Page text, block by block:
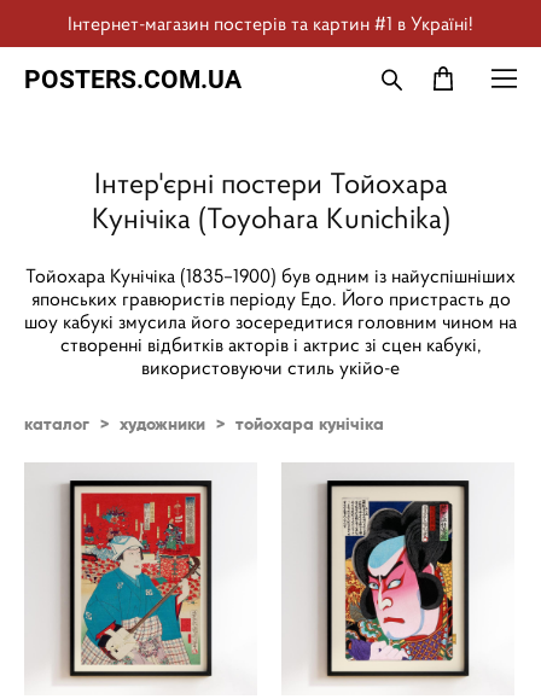
Інтернет-магазин постерів та картин #1 в Україні!
POSTERS.COM.UA
Інтер'єрні постери Тойохара
Кунічіка (Toyohara Kunichika)
Тойохара Кунічіка (1835–1900) був одним із найуспішніших
японських гравюристів періоду Едо. Його пристрасть до
шоу кабукі змусила його зосередитися головним чином на
створенні відбитків акторів і актрис зі сцен кабукі,
використовуючи стиль укійо-е
каталог > художники > тойохара кунічіка